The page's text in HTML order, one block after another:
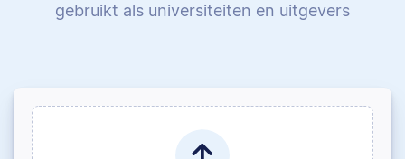
gebruikt als universiteiten en uitgevers